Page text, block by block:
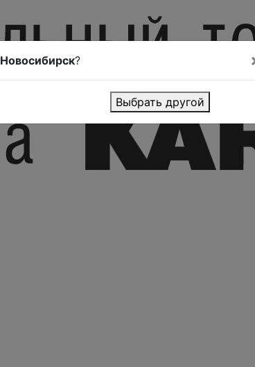
Новосибирск?
Выбрать другой